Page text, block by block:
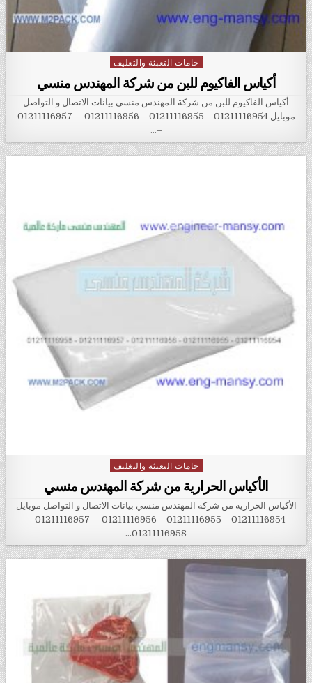
Posted in
خامات التعبئة والتغليف
أكياس الفاكيوم للبن من شركة المهندس منسي
أكياس الفاكيوم للبن من شركة المهندس منسي بيانات الاتصال و التواصل
موبايل 01211116954 – 01211116955 – 01211116956 – 01211116957
–…
Posted in
خامات التعبئة والتغليف
الأكياس الحرارية من شركة المهندس منسي
الأكياس الحرارية من شركة المهندس منسي بيانات الاتصال و التواصل موبايل
01211116954 – 01211116955 – 01211116956 – 01211116957 –
01211116958…